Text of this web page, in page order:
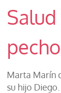
Marta Marín
su hijo